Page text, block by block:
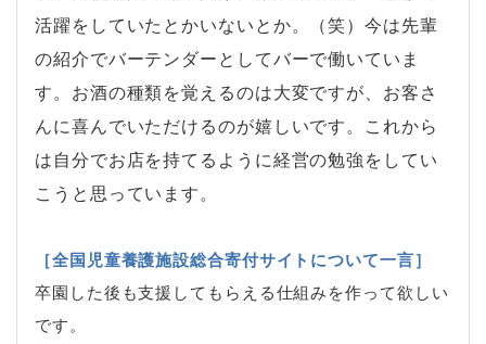
活躍をしていたとかいないとか。（笑）今は先輩
の紹介でバーテンダーとしてバーで働いていま
す。お酒の種類を覚えるのは大変ですが、お客さ
んに喜んでいただけるのが嬉しいです。これから
は自分でお店を持てるように経営の勉強をしてい
こうと思っています。
［全国児童養護施設総合寄付サイトについて一言］
卒園した後も支援してもらえる仕組みを作って欲しい
です。